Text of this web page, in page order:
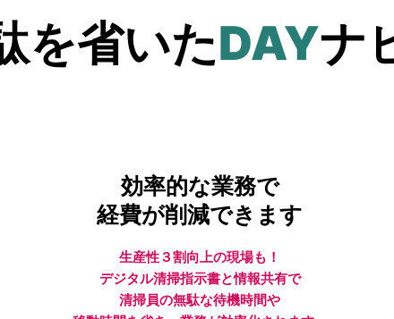
を省いたDAYナ
効率的な業務で
経費が削減できます
生産性３割向上の現場も！
デジタル清掃指示書と情報共有で
清掃員の無駄な待機時間や